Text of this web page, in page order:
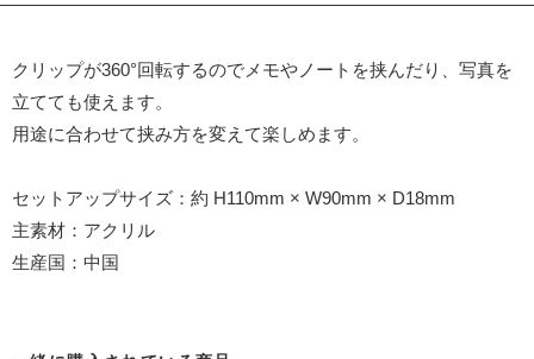
クリップが360°回転するのでメモやノートを挟んだり、写真を
立てても使えます。
用途に合わせて挟み方を変えて楽しめます。
セットアップサイズ：約 H110mm × W90mm × D18mm
主素材：アクリル
生産国：中国